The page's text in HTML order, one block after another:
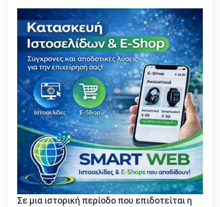
Σε μια ιστορική περίοδο που επιδοτείται η